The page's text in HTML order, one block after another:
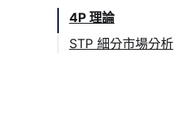
4P 理論
STP 細分市場分析